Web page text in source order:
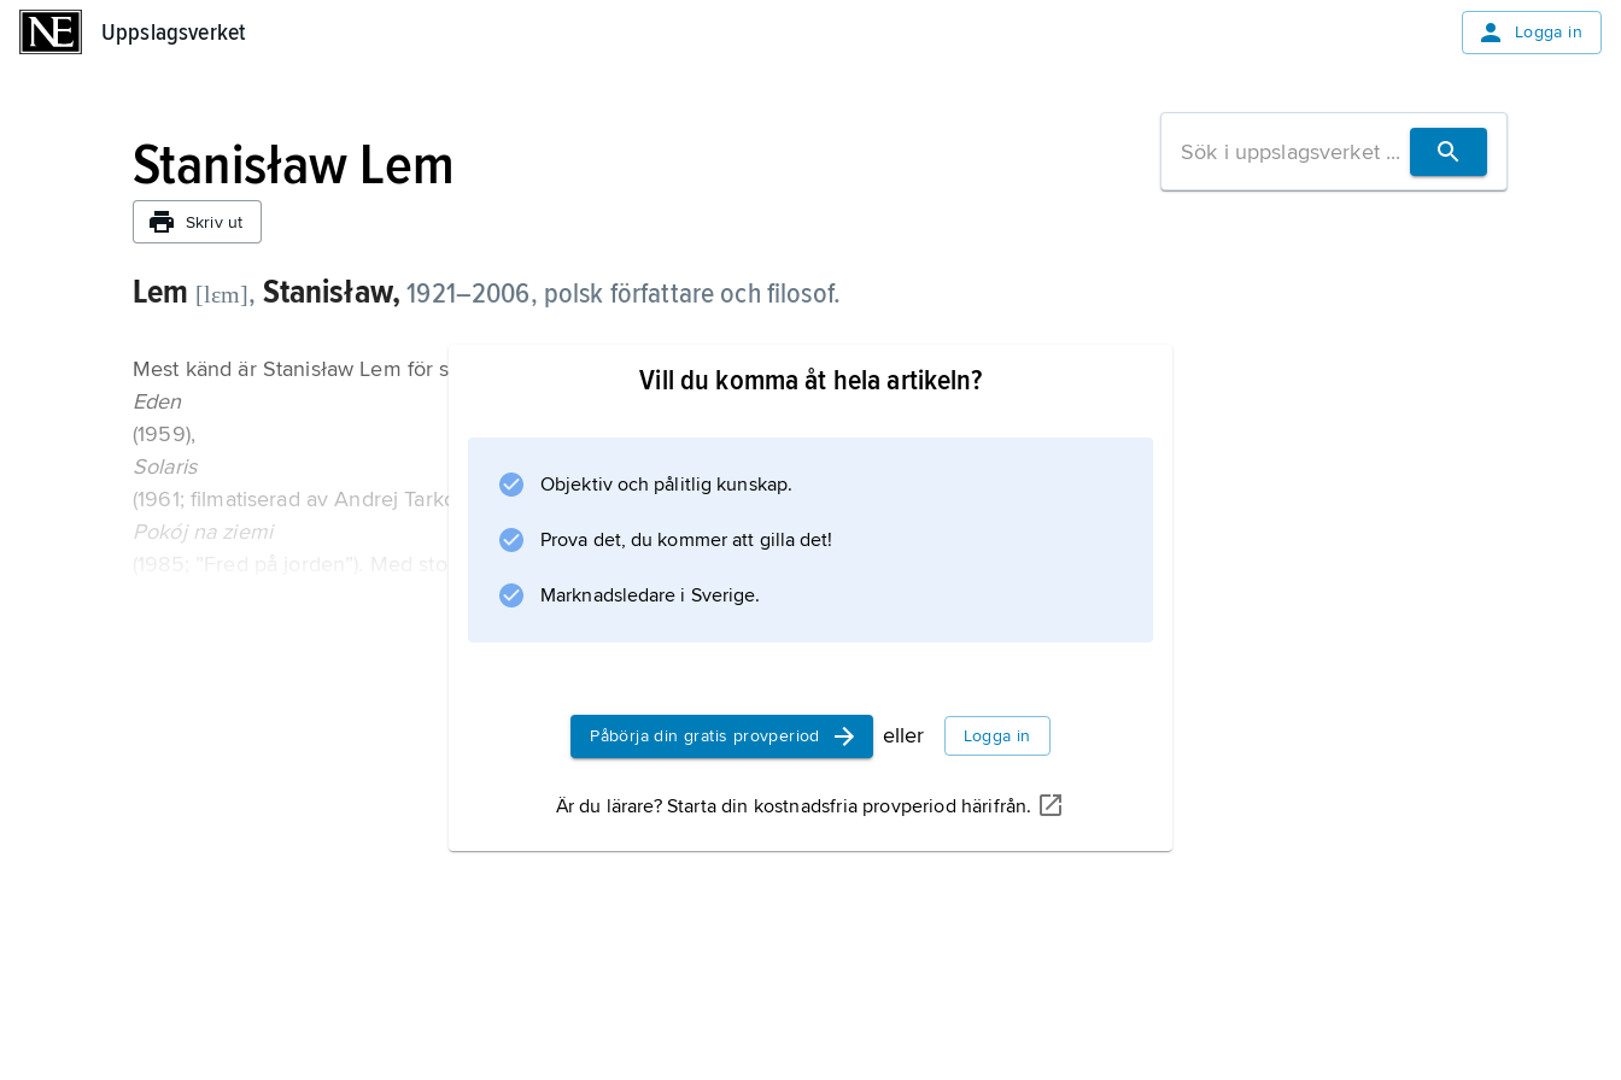
Uppslagsverket Logga in
Stanisław Lem
Skriv ut
Lem [lɛm], Stanisław, 1921–2006, polsk författare och filosof.
Mest känd är Stanisław Lem för sina science fiction-romaner, till exempel
Eden
(1959),
Solaris
(1961; filmatiserad av Andrej Tarkovskij 1972) och
Pokój na ziemi
(1985; ”Fred på jorden”). Med stor skicklighet sammanflätar han i dessa verk
nutidsmänniskans problem med de vetenskapliga upptäckternas svåröverskådliga
Vill du komma åt hela artikeln?
Objektiv och pålitlig kunskap.
Prova det, du kommer att gilla det!
Marknadsledare i Sverige.
Påbörja din gratis provperiod eller Logga in
Är du lärare? Starta din kostnadsfria provperiod härifrån.